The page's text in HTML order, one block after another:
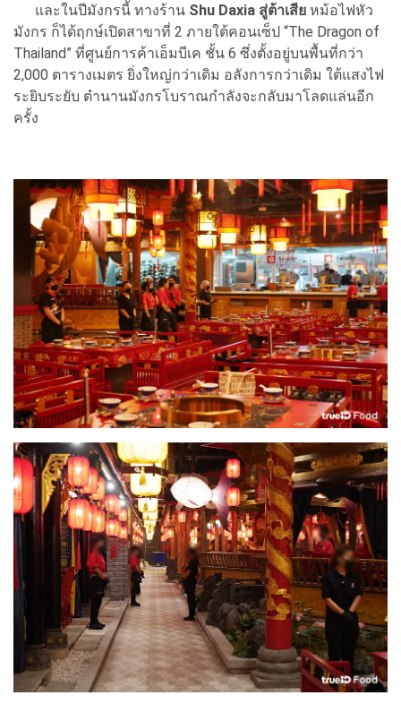
และในปีมังกรนี้ ทางร้าน Shu Daxia สู่ต้าเสีย หม้อไฟหัว
มังกร ก็ได้ฤกษ์เปิดสาขาที่ 2 ภายใต้คอนเซ็ป “The Dragon of
Thailand” ที่ศูนย์การค้าเอ็มบีเค ชั้น 6 ซึ่งตั้งอยู่บนพื้นที่กว่า
2,000 ตารางเมตร ยิ่งใหญ่กว่าเดิม อลังการกว่าเดิม ใต้แสงไฟ
ระยิบระยับ ตำนานมังกรโบราณกำลังจะกลับมาโลดแล่นอีก
ครั้ง